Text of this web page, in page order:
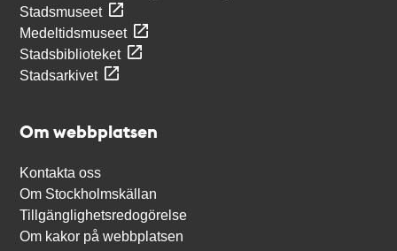
Stadsmuseet
Medeltidsmuseet
Stadsbiblioteket
Stadsarkivet
Om webbplatsen
Kontakta oss
Om Stockholmskällan
Tillgänglighetsredogörelse
Om kakor på webbplatsen